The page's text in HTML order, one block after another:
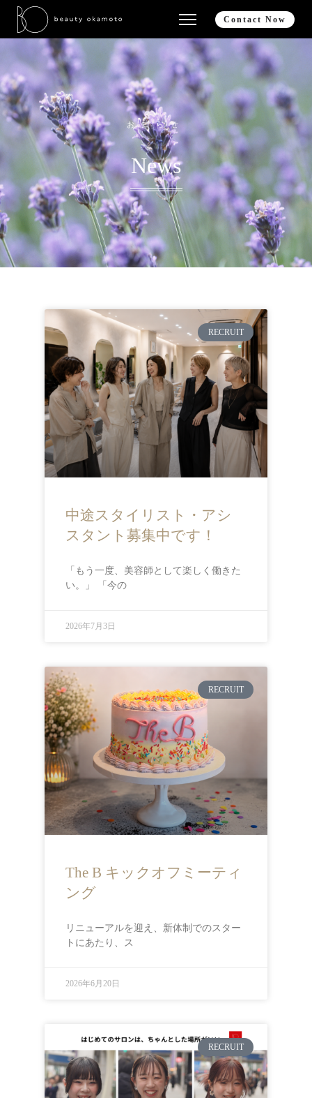
Contact Now
お知らせ
News
RECRUIT
中途スタイリスト・アシ
スタント募集中です！
「もう一度、美容師として楽しく働きた
い。」 「今の
2026年7月3日
RECRUIT
The B キックオフミーティ
ング
リニューアルを迎え、新体制でのスター
トにあたり、ス
2026年6月20日
RECRUIT